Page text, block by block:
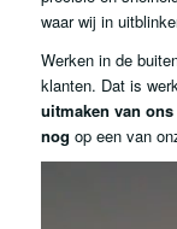
waar wij in
Werken in de
klanten. Dat is
uitmaken van ons
nog op een van